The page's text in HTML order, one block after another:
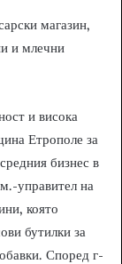
магазин,
и млечни
и висока
Етрополе за
бизнес в
управител на
която
бутилки за
Според г-